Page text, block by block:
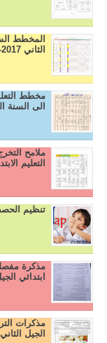
المخطط
الثاني 2017-2018
مخطط
الى السنة
ملامح
التعليم
تنظيم
مذكرة
ابتدائي
مذكرات
الجيل الثاني